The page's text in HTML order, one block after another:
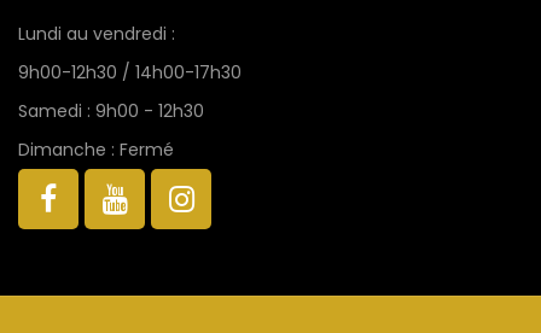
Lundi au vendredi :
9h00-12h30 / 14h00-17h30
Samedi : 9h00 - 12h30
Dimanche : Fermé